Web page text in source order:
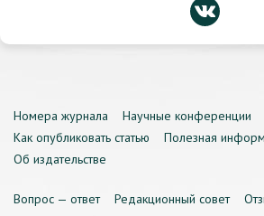
Номера журнала Научные конференции
Как опубликовать статью
Полезная
Об издательстве
Вопрос — ответ Редакционный совет